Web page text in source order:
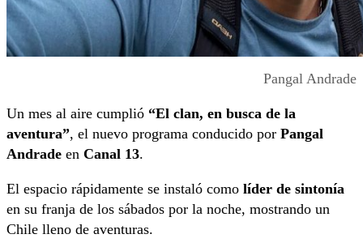
Pangal Andrade
Un mes al aire cumplió “El clan, en busca de la
aventura”, el nuevo programa conducido por Pangal
Andrade en Canal 13.
El espacio rápidamente se instaló como líder de sintonía
en su franja de los sábados por la noche, mostrando un
Chile lleno de aventuras.